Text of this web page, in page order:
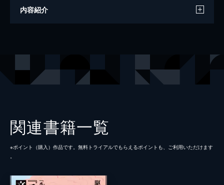
著者
内容紹介
関連書籍一覧
※ポイント（購⼊）作品です。無料トライアルでもらえるポイントも、ご利⽤いただけます
。